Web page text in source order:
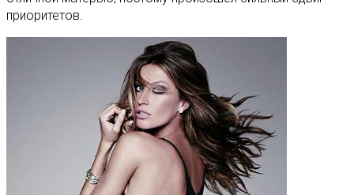
приоритетов.